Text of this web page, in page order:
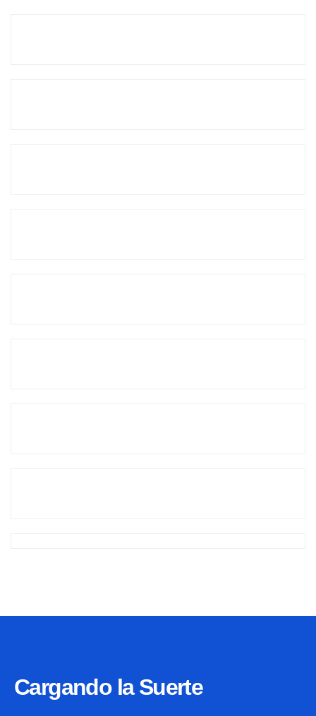
Cargando la Suerte